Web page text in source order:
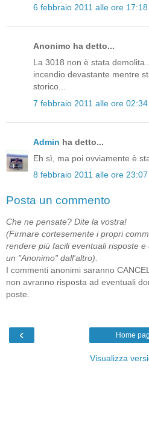
6 febbraio 2011 alle ore 17:18
Anonimo ha detto...
La 3018 non è stata
incendio devastante mentre
storico...
7 febbraio 2011 alle ore 02:34
Admin ha detto...
Eh sì, ma poi ovviamente è
8 febbraio 2011 alle ore 23:07
Posta un commento
Che ne pensate? Dite la vostra!
(Firmare cortesemente i propri
rendere più facili eventuali risposte e
un "Anonimo" dall'altro).
I commenti anonimi saranno
non avranno risposta ad eventuali
poste.
‹ Home
Visualizza